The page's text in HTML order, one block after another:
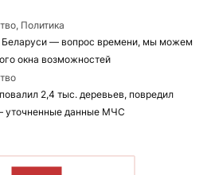
Политика
Беларуси — вопрос времени, мы можем
окна возможностей
2,4 тыс. деревьев, повредил
уточненные данные МЧС